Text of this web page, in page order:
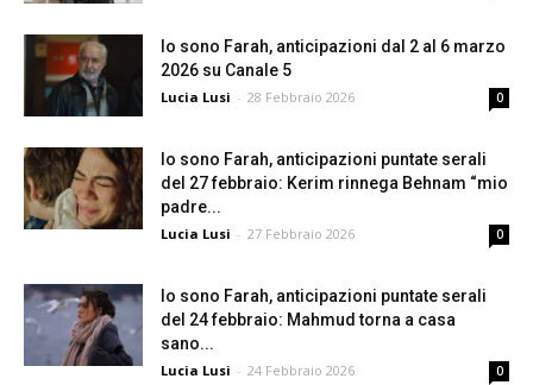
Io sono Farah, anticipazioni dal 2 al 6 marzo
2026 su Canale 5
Lucia Lusi - 28 Febbraio 2026 0
Io sono Farah, anticipazioni puntate serali
del 27 febbraio: Kerim rinnega Behnam “mio
padre...
Lucia Lusi - 27 Febbraio 2026 0
Io sono Farah, anticipazioni puntate serali
del 24 febbraio: Mahmud torna a casa
sano...
Lucia Lusi - 24 Febbraio 2026 0